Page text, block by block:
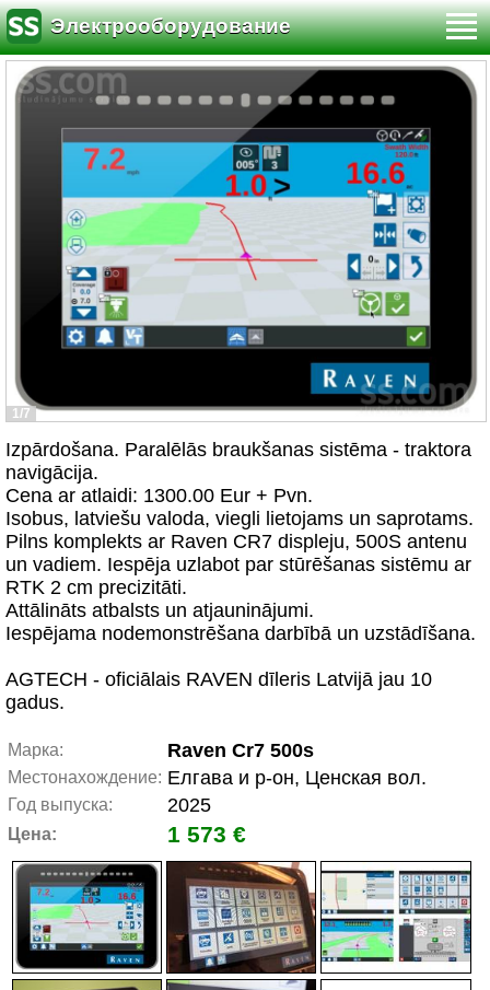
Электрооборудование
1/7
Izpārdošana. Paralēlās braukšanas sistēma - traktora
navigācija.
Cena ar atlaidi: 1300.00 Eur + Pvn.
Isobus, latviešu valoda, viegli lietojams un saprotams.
Pilns komplekts ar Raven CR7 displeju, 500S antenu
un vadiem. Iespēja uzlabot par stūrēšanas sistēmu ar
RTK 2 cm precizitāti.
Attālināts atbalsts un atjauninājumi.
Iespējama nodemonstrēšana darbībā un uzstādīšana.
AGTECH - oficiālais RAVEN dīleris Latvijā jau 10
gadus.
Марка: Raven Cr7 500s
Местонахождение: Елгава и р-он, Ценская вол.
Год выпуска: 2025
Цена: 1 573 €